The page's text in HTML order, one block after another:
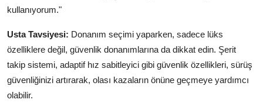
kullanıyorum."
Usta Tavsiyesi: Donanım seçimi yaparken, sadece lüks
özelliklere değil, güvenlik donanımlarına da dikkat edin. Şerit
takip sistemi, adaptif hız sabitleyici gibi güvenlik özellikleri, sürüş
güvenliğinizi artırarak, olası kazaların önüne geçmeye yardımcı
olabilir.